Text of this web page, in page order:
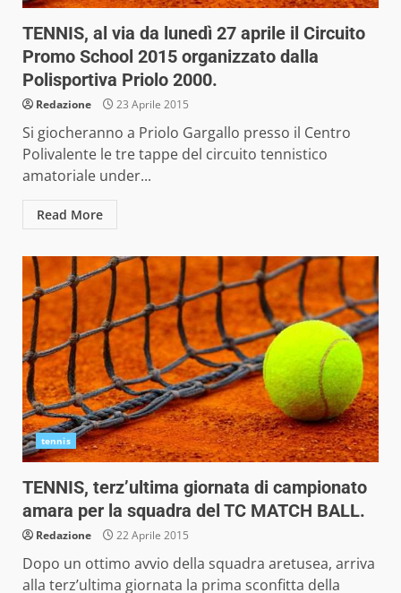
TENNIS, al via da lunedì 27 aprile il Circuito
Promo School 2015 organizzato dalla
Polisportiva Priolo 2000.
Redazione 23 Aprile 2015
Si giocheranno a Priolo Gargallo presso il Centro
Polivalente le tre tappe del circuito tennistico
amatoriale under...
Read More
tennis
TENNIS, terz’ultima giornata di campionato
amara per la squadra del TC MATCH BALL.
Redazione 22 Aprile 2015
Dopo un ottimo avvio della squadra aretusea, arriva
alla terz’ultima giornata la prima sconfitta della